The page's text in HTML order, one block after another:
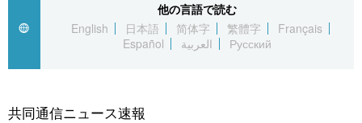
العربية
社会
旅と暮らし
文化
科学・技術
暮らし
お知らせ
他の言語で読む
English
日本語 简体字 繁體字
Français
Español
العربية Русский
共同通信ニュース速報